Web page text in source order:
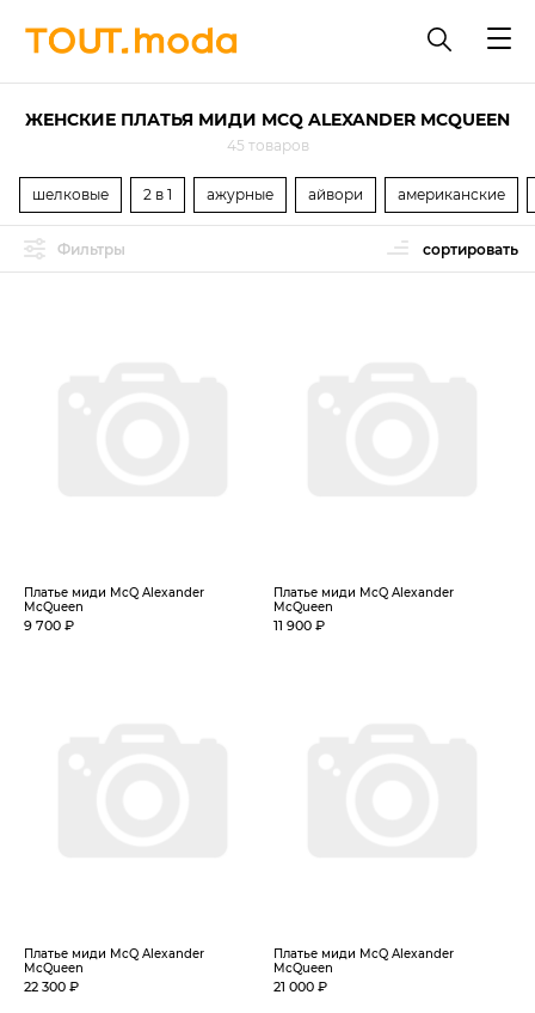
ЖЕНСКИЕ ПЛАТЬЯ МИДИ MCQ ALEXANDER MCQUEEN
45 товаров
шелковые 2 в 1 ажурные айвори американские
Фильтры сортировать
Платье миди McQ Alexander
McQueen
9 700 ₽
Платье миди McQ Alexander
McQueen
11 900 ₽
Платье миди McQ Alexander
McQueen
22 300 ₽
Платье миди McQ Alexander
McQueen
21 000 ₽